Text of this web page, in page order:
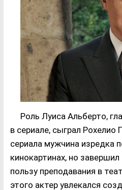
Роль Луиса Альберто,
в сериале, сыграл Рохелио
сериала мужчина изредка
кинокартинах, но
пользу преподавания в
этого актер увлекался